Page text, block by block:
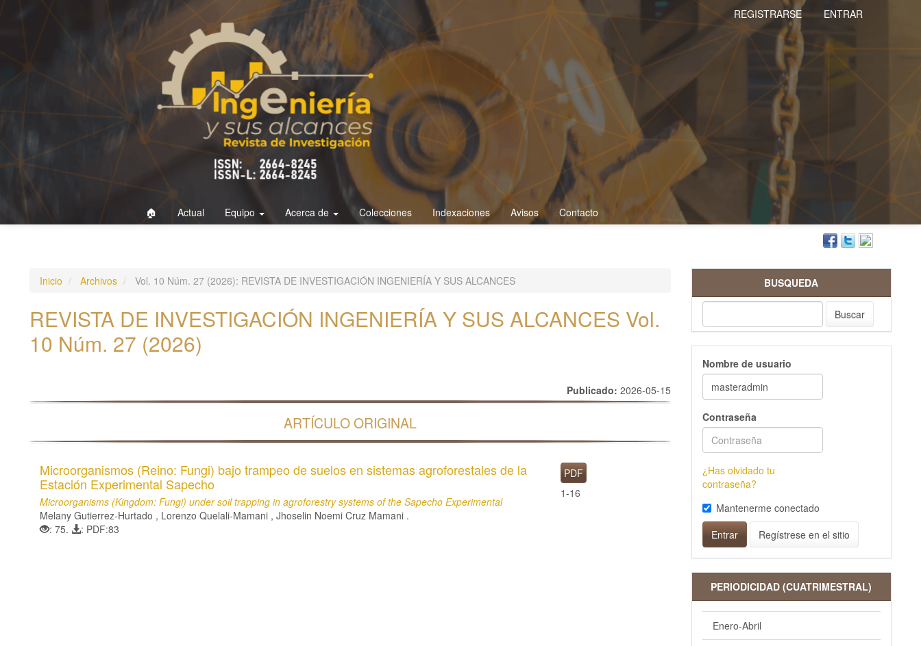
REGISTRARSE ENTRAR
🏠 Actual Equipo Acerca de Colecciones Indexaciones Avisos Contacto
Inicio Archivos Vol. 10 Núm. 27 (2026): REVISTA DE INVESTIGACIÓN INGENIERÍA Y SUS ALCANCES
REVISTA DE INVESTIGACIÓN INGENIERÍA Y SUS ALCANCES Vol.
10 Núm. 27 (2026)
Publicado: 2026-05-15
ARTÍCULO ORIGINAL
Microorganismos (Reino: Fungi) bajo trampeo de suelos en sistemas agroforestales de la
Estación Experimental Sapecho
Microorganisms (Kingdom: Fungi) under soil trapping in agroforestry systems of the Sapecho Experimental
Melany Gutierrez-Hurtado , Lorenzo Quelali-Mamani , Jhoselin Noemi Cruz Mamani .
: 75.
: PDF:83
PDF
1-16
BUSQUEDA
Buscar
Nombre de usuario
Contraseña
¿Has olvidado tu
contraseña?
Mantenerme conectado
Entrar
Regístrese en el sitio
PERIODICIDAD (CUATRIMESTRAL)
Enero-Abril